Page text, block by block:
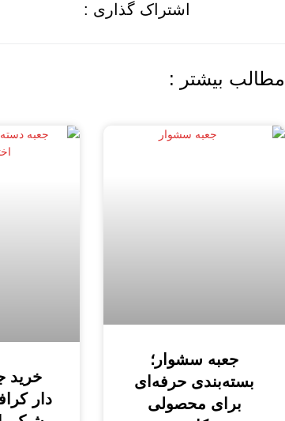
اشتراک گذاری :
مطالب بیشتر :
جعبه سشوار؛
بسته‌بندی حرفه‌ای
برای محصولی
خرید
دار